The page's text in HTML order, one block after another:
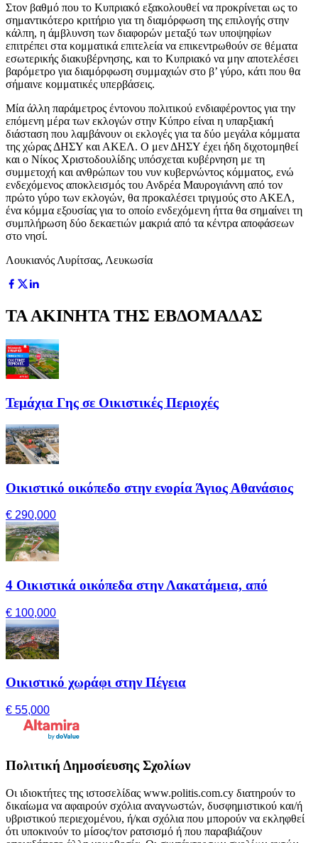
Στον βαθμό που το Κυπριακό εξακολουθεί να προκρίνεται ως το
σημαντικότερο κριτήριο για τη διαμόρφωση της επιλογής στην
κάλπη, η άμβλυνση των διαφορών μεταξύ των υποψηφίων
επιτρέπει στα κομματικά επιτελεία να επικεντρωθούν σε θέματα
εσωτερικής διακυβέρνησης, και το Κυπριακό να μην αποτελέσει
βαρόμετρο για διαμόρφωση συμμαχιών στο β’ γύρο, κάτι που θα
σήμαινε κομματικές υπερβάσεις.
Μία άλλη παράμετρος έντονου πολιτικού ενδιαφέροντος για την
επόμενη μέρα των εκλογών στην Κύπρο είναι η υπαρξιακή
διάσταση που λαμβάνουν οι εκλογές για τα δύο μεγάλα κόμματα
της χώρας ΔΗΣΥ και ΑΚΕΛ. Ο μεν ΔΗΣΥ έχει ήδη διχοτομηθεί
και ο Νίκος Χριστοδουλίδης υπόσχεται κυβέρνηση με τη
συμμετοχή και ανθρώπων του νυν κυβερνώντος κόμματος, ενώ
ενδεχόμενος αποκλεισμός του Ανδρέα Μαυρογιάννη από τον
πρώτο γύρο των εκλογών, θα προκαλέσει τριγμούς στο ΑΚΕΛ,
ένα κόμμα εξουσίας για το οποίο ενδεχόμενη ήττα θα σημαίνει τη
συμπλήρωση δύο δεκαετιών μακριά από τα κέντρα αποφάσεων
στο νησί.
Λουκιανός Λυρίτσας, Λευκωσία
ΤΑ ΑΚΙΝΗΤΑ ΤΗΣ ΕΒΔΟΜΑΔΑΣ
Τεμάχια Γης σε Οικιστικές Περιοχές
Οικιστικό οικόπεδο στην ενορία Άγιος Αθανάσιος
€ 290,000
4 Οικιστικά οικόπεδα στην Λακατάμεια, από
€ 100,000
Οικιστικό χωράφι στην Πέγεια
€ 55,000
Πολιτική Δημοσίευσης Σχολίων
Οι ιδιοκτήτες της ιστοσελίδας www.politis.com.cy διατηρούν το
δικαίωμα να αφαιρούν σχόλια αναγνωστών, δυσφημιστικού και/ή
υβριστικού περιεχομένου, ή/και σχόλια που μπορούν να εκληφθεί
ότι υποκινούν το μίσος/τον ρατσισμό ή που παραβιάζουν